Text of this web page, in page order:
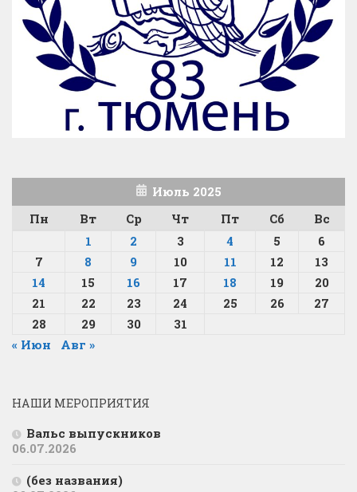
Июль 2025
Пн
Вт Ср Чт Пт Сб
Вс
1
2 3 4 5
6
7
8 9 10 11 12
13
14
15 16 17 18 19
20
21
22 23 24 25 26
27
28
29 30
31
« Июн
Авг »
НАШИ МЕРОПРИЯТИЯ
Вальс выпускников
06.07.2026
(без названия)